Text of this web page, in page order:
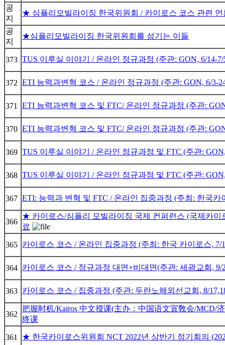
공
지
★ 심플리모빌라이징 한국위원회 / 카이로스 코스 관련 언
공
지
★심플리모빌라이징 한국위원회를 섬기는 이들
373 TUS 이루실 이야기 / 온라인 정규과정 (주관: GON, 6/14-
372 ETI 능력과변혁 코스 / 온라인 정규과정 (주관: GON, 6/3-
371 ETI 능력과변혁 코스 및 FTC/ 온라인 정규과정 (주관:
370 ETI 능력과변혁 코스 및 FTC/ 온라인 정규과정 (주관:
369 TUS 이루실 이야기 / 온라인 정규과정 및 FTC (주관:
368 TUS 이루실 이야기 / 온라인 정규과정 및 FTC (주관:
367 ETI: 능력과 변혁 및 FTC / 온라인 집중과정 (주최: 한국카
366
★ 카이로스/심플리 모빌라이징 국제 컨퍼런스 (국제카이
료
365 카이로스 코스 / 온라인 집중과정 (주최: 한국 카이로스, 7/
364 카이로스 코스 / 정규과정 대면+비대면(주관: 세광교회, 9/
363 카이로스 코스 / 집중과정 (주관: 두란노해외선교회, 8/
362
把握时机/Kairos 中文授课(主办：中国语文宣敎会/MCD/
终课
361 ★ 한국카이로스위원회 NCT 2022년 상반기 정기회의